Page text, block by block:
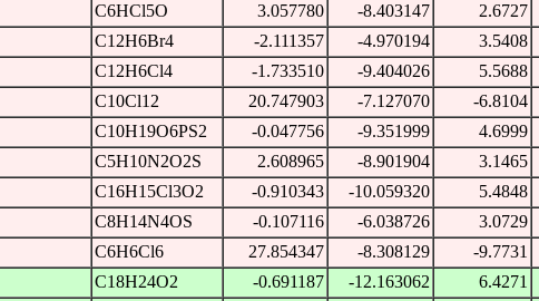
C6HCl5O 3.057780 -8.403147 2.6727
C12H6Br4 -2.111357 -4.970194 3.5408
C12H6Cl4 -1.733510 -9.404026 5.5688
C10Cl12 20.747903 -7.127070 -6.8104
C10H19O6PS2 -0.047756 -9.351999 4.6999
C5H10N2O2S 2.608965 -8.901904 3.1465
C16H15Cl3O2 -0.910343 -10.059320 5.4848
C8H14N4OS -0.107116 -6.038726 3.0729
C6H6Cl6 27.854347 -8.308129 -9.7731
C18H24O2 -0.691187 -12.163062 6.4271